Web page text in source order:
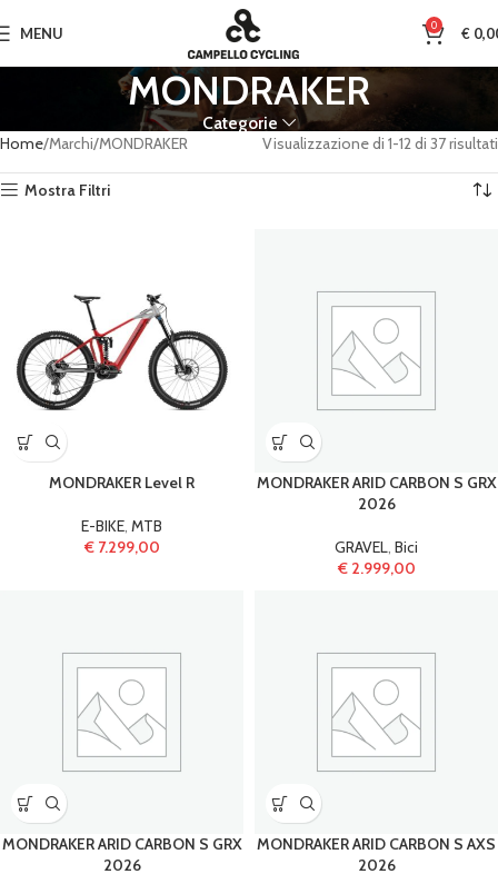
MENU 0 €
MONDRAKER
Categorie
Home Marchi MONDRAKER Visualizzazione di 1-12 di 37 risultati
Mostra Filtri
MONDRAKER Level R
E-BIKE, MTB
€7.299,00
MONDRAKER ARID CARBON S GRX
2026
GRAVEL, Bici
€2.999,00
MONDRAKER ARID CARBON S GRX
2026
MONDRAKER ARID CARBON S AXS
2026